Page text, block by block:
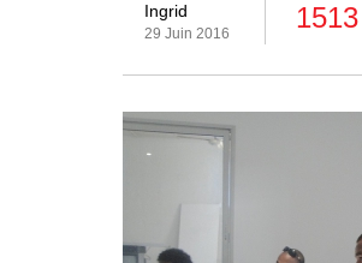
Ingrid
29 Juin 2016
1513